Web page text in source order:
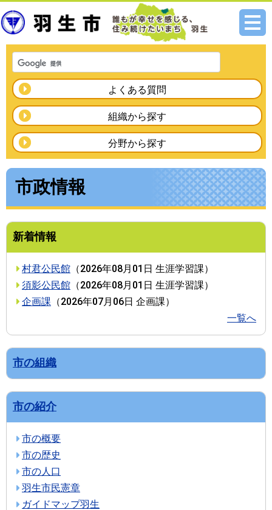
メニ
よくある質問
組織から探す
分野から探す
市政情報
新着情報
村君公民館 （2026年08月01日 生涯学習課）
須影公民館 （2026年08月01日 生涯学習課）
企画課 （2026年07月06日 企画課）
一覧へ
市の組織
市の紹介
市の概要
市の歴史
市の人口
羽生市民憲章
ガイドマップ羽生